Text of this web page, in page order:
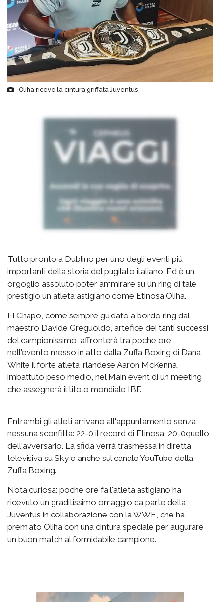
Oliha riceve la cintura griffata Juventus
Tutto pronto a Dublino per uno degli eventi più
importanti della storia del pugilato italiano. Ed è un
orgoglio assoluto poter ammirare su un ring di tale
prestigio un atleta astigiano come Etinosa Oliha.
El Chapo, come sempre guidato a bordo ring dal
maestro Davide Greguoldo, artefice dei tanti successi
del campionissimo, affronterà tra poche ore
nell'evento messo in atto dalla Zuffa Boxing di Dana
White il forte atleta irlandese Aaron McKenna,
imbattuto peso medio, nel Main event di un meeting
che assegnerà il titolo mondiale IBF.
Entrambi gli atleti arrivano all'appuntamento senza
nessuna sconfitta: 22-0 il record di Etinosa, 20-0quello
dell'avversario. La sfida verrà trasmessa in diretta
televisiva su Sky e anche sul canale YouTube della
Zuffa Boxing.
Nota curiosa: poche ore fa l'atleta astigiano ha
ricevuto un graditissimo omaggio da parte della
Juventus in collaborazione con la WWE, che ha
premiato Oliha con una cintura speciale per augurare
un buon match al formidabile campione.